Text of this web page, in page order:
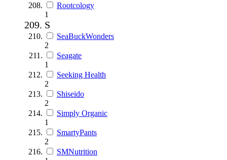
Rootcology
1
S
SeaBuckWonders
2
Seagate
1
Seeking Health
2
Shiseido
2
Simply Organic
1
SmartyPants
2
SMNutrition